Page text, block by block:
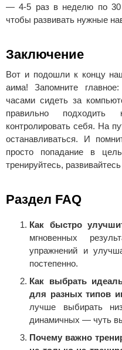
— 4-5 раз в неделю по 30
чтобы развивать нужные
Заключение
Вот и подошли к концу
аима! Запомните
часами сидеть за
правильно
контролировать себя. На
останавливаться. И
просто попадание в
тренируйтесь,
Раздел FAQ
Как быстро
мгновенных
упражнений и
постепенно.
Как выбрать
для разных типов
лучше выбирать
динамичных — чуть
Почему важно